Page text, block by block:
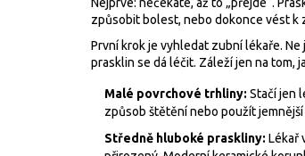
způsobit bolest, nebo dokonce vést k
První krok je vyhledat zubní lékaře.
prasklin se dá léčit. Záleží jen na tom,
Malé povrchové trhliny: Stačí jen
způsob štětění nebo použít
Středně hluboké praskliny: Lékař